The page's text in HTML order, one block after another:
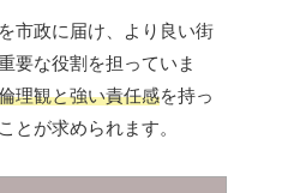
市政に届け、より良い街
要な役割を担っていま
理観と強い責任感を持っ
とが求められます。